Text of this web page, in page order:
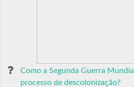
Como a Segunda Guerra
processo de descolonização?